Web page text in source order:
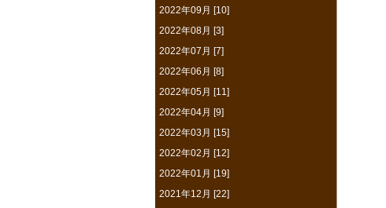
2022年09月 [10]
2022年08月 [3]
2022年07月 [7]
2022年06月 [8]
2022年05月 [11]
2022年04月 [9]
2022年03月 [15]
2022年02月 [12]
2022年01月 [19]
2021年12月 [22]